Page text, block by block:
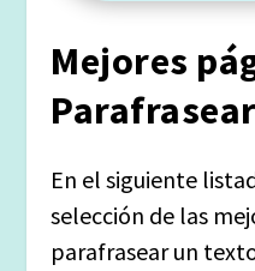
Mejores
En el siguiente
selección de las
parafrasear un